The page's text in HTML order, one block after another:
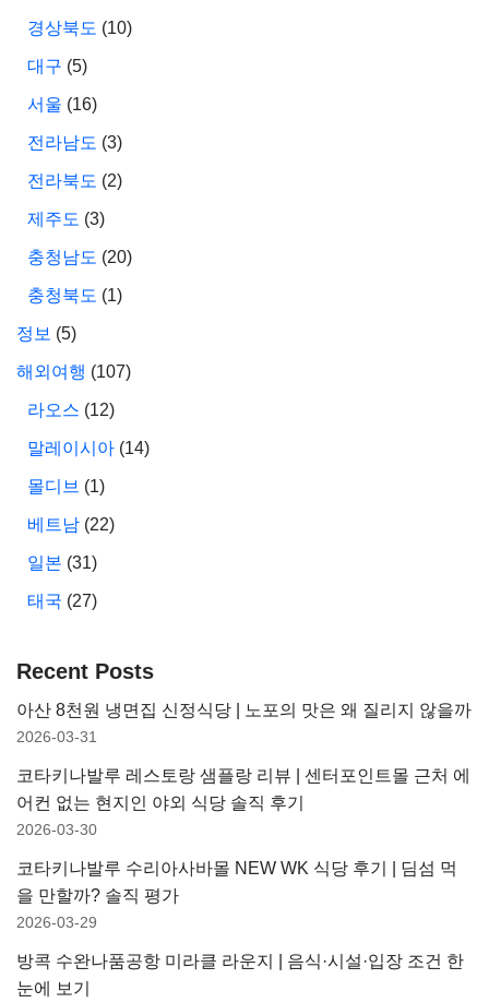
경상북도 (10)
대구 (5)
서울 (16)
전라남도 (3)
전라북도 (2)
제주도 (3)
충청남도 (20)
충청북도 (1)
정보 (5)
해외여행 (107)
라오스 (12)
말레이시아 (14)
몰디브 (1)
베트남 (22)
일본 (31)
태국 (27)
Recent Posts
아산 8천원 냉면집 신정식당 | 노포의 맛은 왜 질리지 않을까
2026-03-31
코타키나발루 레스토랑 샘플랑 리뷰 | 센터포인트몰 근처 에
어컨 없는 현지인 야외 식당 솔직 후기
2026-03-30
코타키나발루 수리아사바몰 NEW WK 식당 후기 | 딤섬 먹
을 만할까? 솔직 평가
2026-03-29
방콕 수완나품공항 미라클 라운지 | 음식·시설·입장 조건 한
눈에 보기